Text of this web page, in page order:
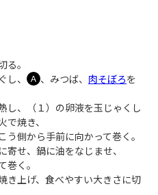
る。
、
Ａ 、みつば、 肉そぼろを
し、（１）の卵液を玉じゃくし
焼き、
う側から手前に向かって巻く。
寄せ、鍋に油をなじませ、
巻く。
き上げ、食べやすい大きさに切